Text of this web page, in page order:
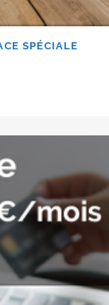
SPÉCIALE